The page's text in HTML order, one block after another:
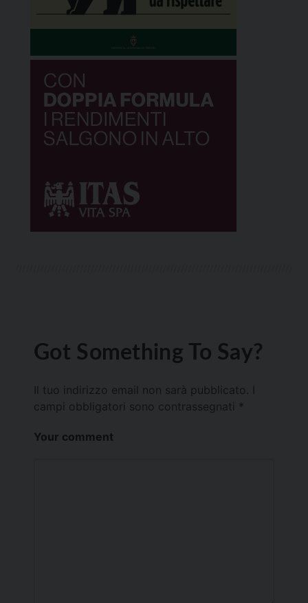
Got Something To Say?
Il tuo indirizzo email non sarà pubblicato.
campi obbligatori sono contrassegnati *
Your comment